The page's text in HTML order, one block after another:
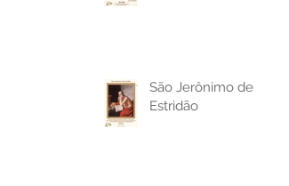
São Jerônimo de
Estridão